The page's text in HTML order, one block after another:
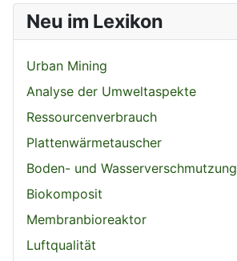
Neu im Lexikon
Urban Mining
Analyse der Umweltaspekte
Ressourcenverbrauch
Plattenwärmetauscher
Boden- und Wasserverschmutzung
Biokomposit
Membranbioreaktor
Luftqualität